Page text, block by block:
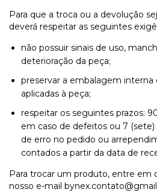
Para que a troca ou a devolução
deverá respeitar as seguintes
não possuir sinais de uso,
deterioração da peça;
preservar a embalagem interna
aplicadas à peça;
respeitar os seguintes prazos:
em caso de defeitos ou 7 (sete)
de erro no pedido ou
contados a partir da data de
Para trocar um produto, entre em
nosso e-mail